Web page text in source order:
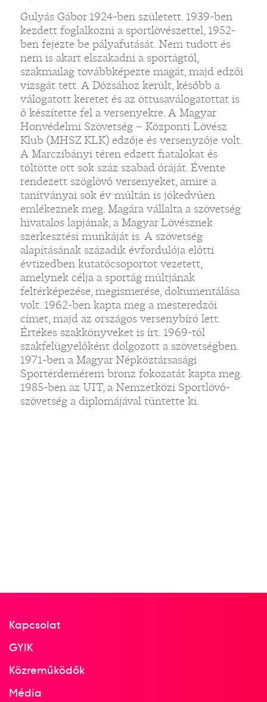
Gulyás Gábor 1924-ben született. 1939-ben
kezdett foglalkozni a sportlövészettel, 1952-
ben fejezte be pályafutását. Nem tudott és
nem is akart elszakadni a sportágtól,
szakmailag továbbképezte magát, majd edzői
vizsgát tett. A Dózsához került, később a
válogatott keretet és az öttusaválogatottat is
ő készítette fel a versenyekre. A Magyar
Honvédelmi Szövetség – Központi Lövész
Klub (MHSZ KLK) edzője és versenyzője volt.
A Marczibányi téren edzett fiatalokat és
töltötte ott sok száz szabad óráját. Évente
rendezett szöglövő versenyeket, amire a
tanítványai sok év múltán is jókedvűen
emlékeznek meg. Magára vállalta a szövetség
hivatalos lapjának, a Magyar Lövésznek
szerkesztési munkáját is. A szövetség
alapításának századik évfordulója előtti
évtizedben kutatócsoportot vezetett,
amelynek célja a sportág múltjának
feltérképezése, megismerése, dokumentálása
volt. 1962-ben kapta meg a mesteredzői
címet, majd az országos versenybíró lett.
Értékes szakkönyveket is írt. 1969-tól
szakfelügyelőként dolgozott a szövetségben.
1971-ben a Magyar Népköztársasági
Sportérdemérem bronz fokozatát kapta meg.
1985-ben az UIT, a Nemzetközi Sportlövő-
szövetség a diplomájával tüntette ki.
Kapcsolat
GYIK
Közreműködők
Média